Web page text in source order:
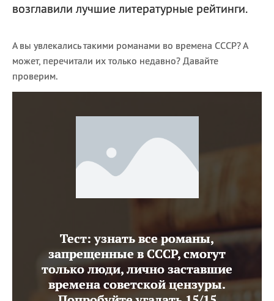
возглавили лучшие литературные рейтинги.
А вы увлекались такими романами во времена СССР? А
может, перечитали их только недавно? Давайте
проверим.
Тест: узнать все романы,
запрещенные в СССР, смогут
только люди, лично заставшие
времена советской цензуры.